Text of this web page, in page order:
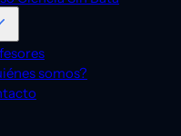
somos?